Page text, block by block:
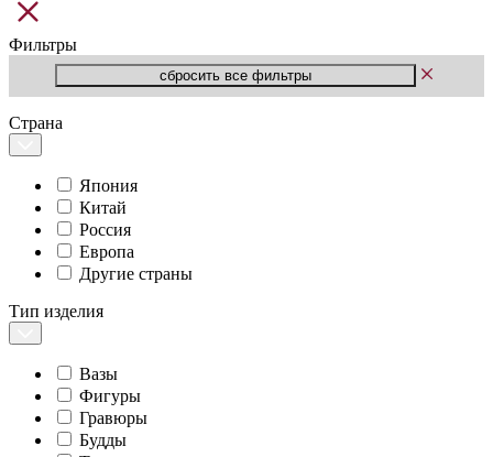
Фильтры
Страна
Япония
Китай
Россия
Европа
Другие страны
Тип изделия
Вазы
Фигуры
Гравюры
Будды